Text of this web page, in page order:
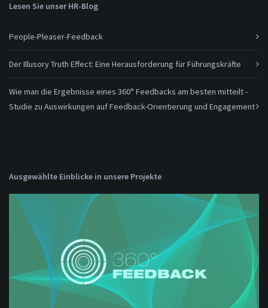
Lesen Sie unser HR-Blog
People-Pleaser-Feedback
Der Illusory Truth Effect: Eine Herausforderung für Führungskräfte
Wie man die Ergebnisse eines 360° Feedbacks am besten mitteilt -
Studie zu Auswirkungen auf Feedback-Orientierung und Engagement
Ausgewählte Einblicke in unsere Projekte